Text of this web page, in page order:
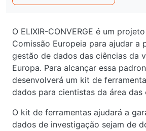
O ELIXIR-CONVERGE é um
Comissão Europeia para ajudar a
gestão de dados das ciências da
Europa. Para alcançar essa
desenvolverá um kit de
dados para cientistas da área das
O kit de ferramentas ajudará a
dados de investigação sejam de